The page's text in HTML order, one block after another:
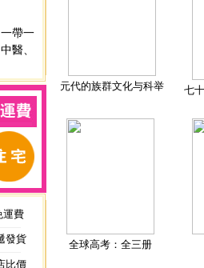
一帶一
中醫
運費
發貨
比價
元代的族群文化与科举 七
全球高考：全三册